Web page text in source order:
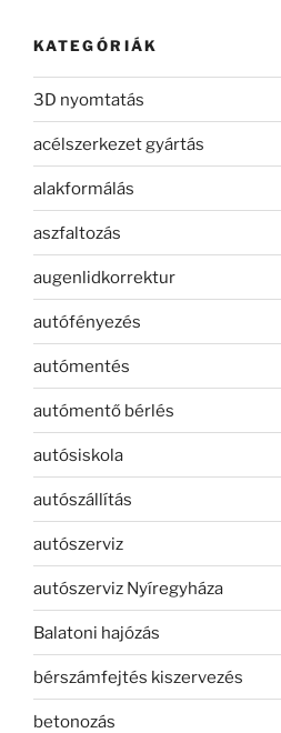
KATEGÓRIÁK
3D nyomtatás
acélszerkezet gyártás
alakformálás
aszfaltozás
augenlidkorrektur
autófényezés
autómentés
autómentő bérlés
autósiskola
autószállítás
autószerviz
autószerviz Nyíregyháza
Balatoni hajózás
bérszámfejtés kiszervezés
betonozás